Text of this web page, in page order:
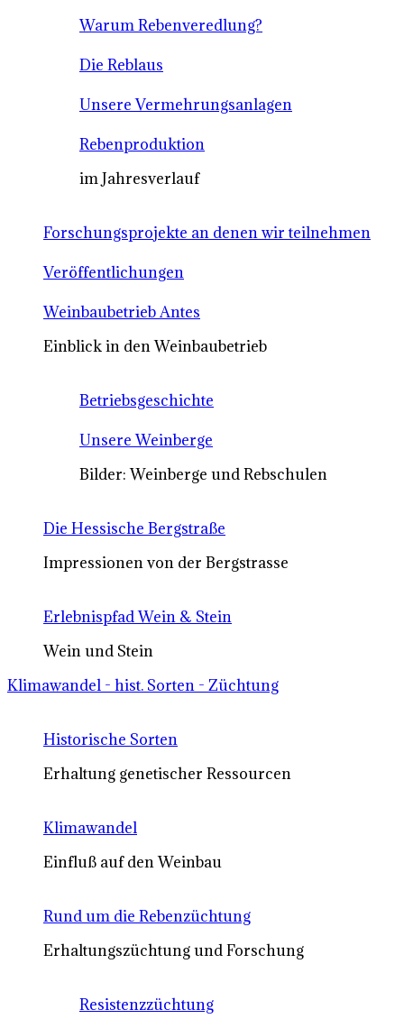
Warum Rebenveredlung?
Die Reblaus
Unsere Vermehrungsanlagen
Rebenproduktion
im Jahresverlauf
Forschungsprojekte an denen wir teilnehmen
Veröffentlichungen
Weinbaubetrieb Antes
Einblick in den Weinbaubetrieb
Betriebsgeschichte
Unsere Weinberge
Bilder: Weinberge und Rebschulen
Die Hessische Bergstraße
Impressionen von der Bergstrasse
Erlebnispfad Wein & Stein
Wein und Stein
Klimawandel - hist. Sorten - Züchtung
Historische Sorten
Erhaltung genetischer Ressourcen
Klimawandel
Einfluß auf den Weinbau
Rund um die Rebenzüchtung
Erhaltungszüchtung und Forschung
Resistenzzüchtung